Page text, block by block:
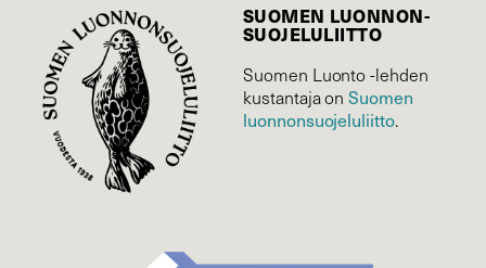
SUOMEN LUONNON­
SUOJELU­LIITTO
Suomen Luonto -lehden
kustantaja onSuomen
luonnonsuojelu­liitto.